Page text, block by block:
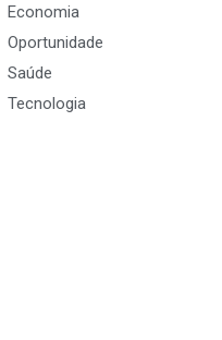
Economia
Oportunidade
Saúde
Tecnologia